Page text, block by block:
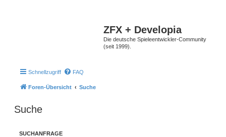
ZFX + Developia
Die deutsche Spieleentwickler-Community
(seit 1999).
Schnellzugriff FAQ
Foren-Übersicht Suche
Suche
SUCHANFRAGE